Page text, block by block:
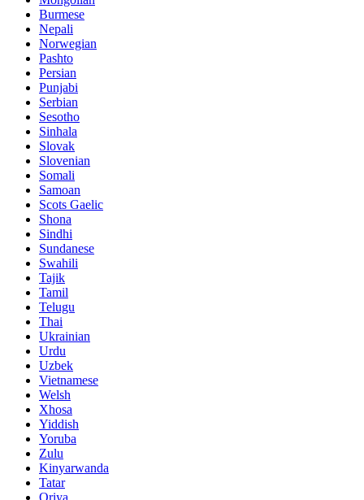
Burmese
Nepali
Norwegian
Pashto
Persian
Punjabi
Serbian
Sesotho
Sinhala
Slovak
Slovenian
Somali
Samoan
Scots Gaelic
Shona
Sindhi
Sundanese
Swahili
Tajik
Tamil
Telugu
Thai
Ukrainian
Urdu
Uzbek
Vietnamese
Welsh
Xhosa
Yiddish
Yoruba
Zulu
Kinyarwanda
Tatar